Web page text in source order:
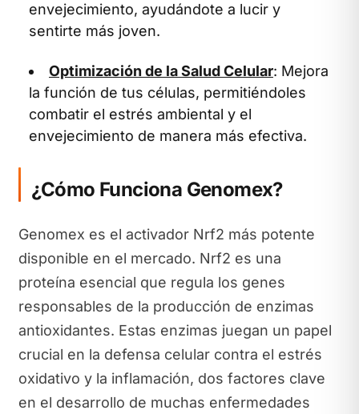
envejecimiento, ayudándote a lucir y
sentirte más joven.
Optimización de la Salud Celular: Mejora
la función de tus células, permitiéndoles
combatir el estrés ambiental y el
envejecimiento de manera más efectiva.
¿Cómo Funciona Genomex?
Genomex es el activador Nrf2 más potente
disponible en el mercado. Nrf2 es una
proteína esencial que regula los genes
responsables de la producción de enzimas
antioxidantes. Estas enzimas juegan un papel
crucial en la defensa celular contra el estrés
oxidativo y la inflamación, dos factores clave
en el desarrollo de muchas enfermedades